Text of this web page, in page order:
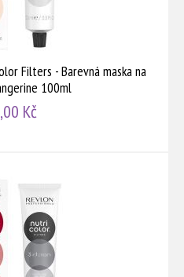
Filters - Barevná maska na
100ml
Kč